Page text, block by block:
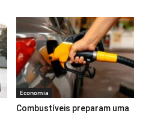
Economia
Combustíveis preparam uma